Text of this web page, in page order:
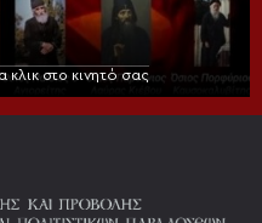
στο κινητό σας